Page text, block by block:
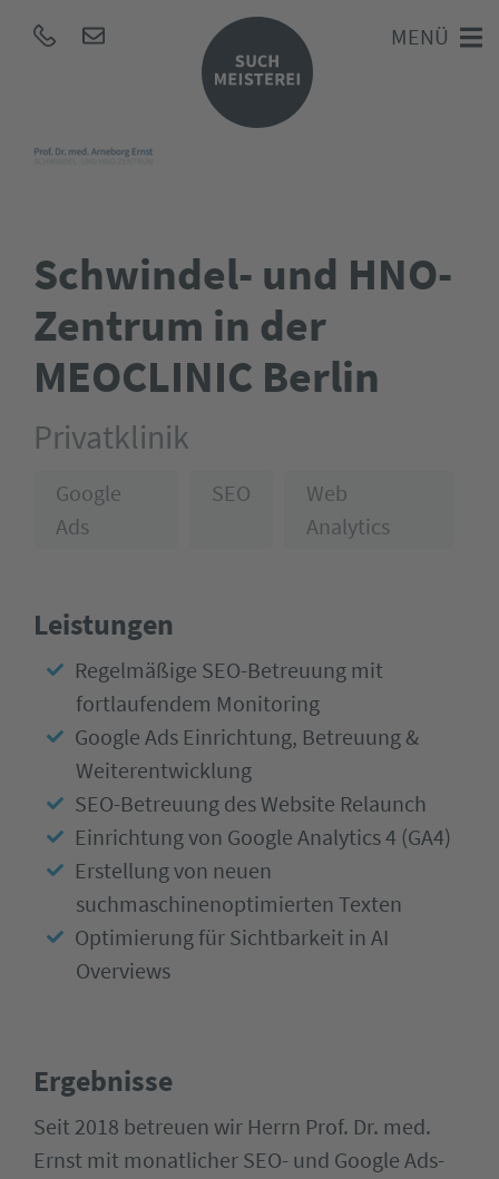
MENÜ
Schwindel- und HNO-
Zentrum in der
MEOCLINIC Berlin
Privatklinik
Google
Ads
SEO
Web
Analytics
Leistungen
Regelmäßige SEO-Betreuung mit
fortlaufendem Monitoring
Google Ads Einrichtung, Betreuung &
Weiterentwicklung
SEO-Betreuung des Website Relaunch
Einrichtung von Google Analytics 4 (GA4)
Erstellung von neuen
suchmaschinenoptimierten Texten
Optimierung für Sichtbarkeit in AI
Overviews
Ergebnisse
Seit 2018 betreuen wir Herrn Prof. Dr. med.
Ernst mit monatlicher SEO- und Google Ads-